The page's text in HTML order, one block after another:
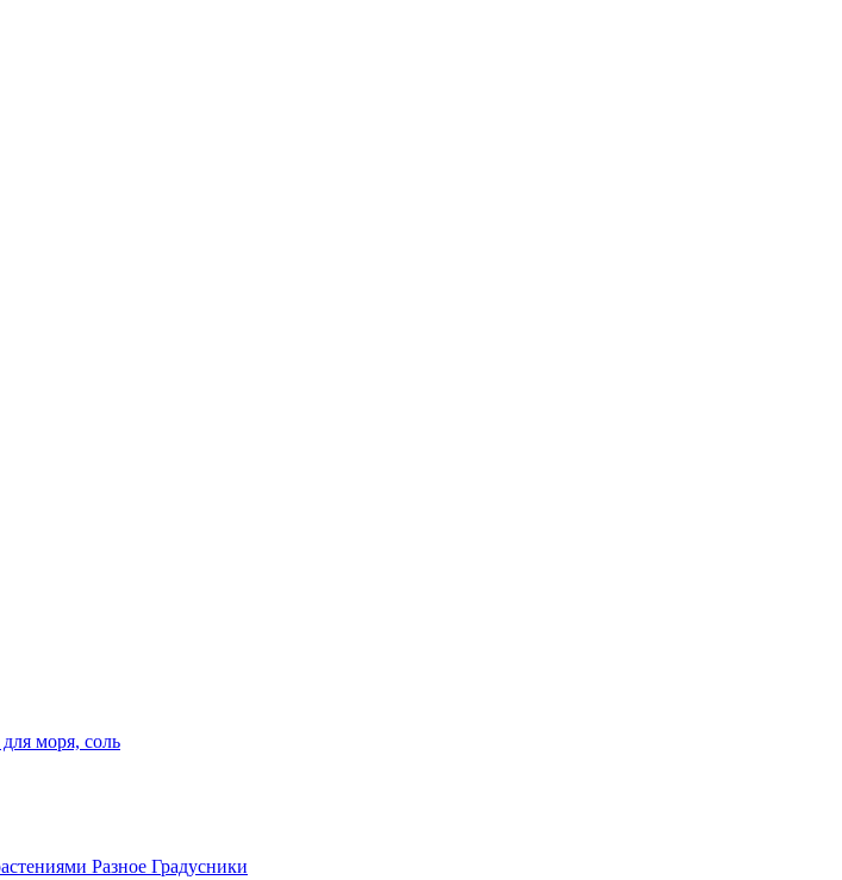
моря, соль
Разное Градусники